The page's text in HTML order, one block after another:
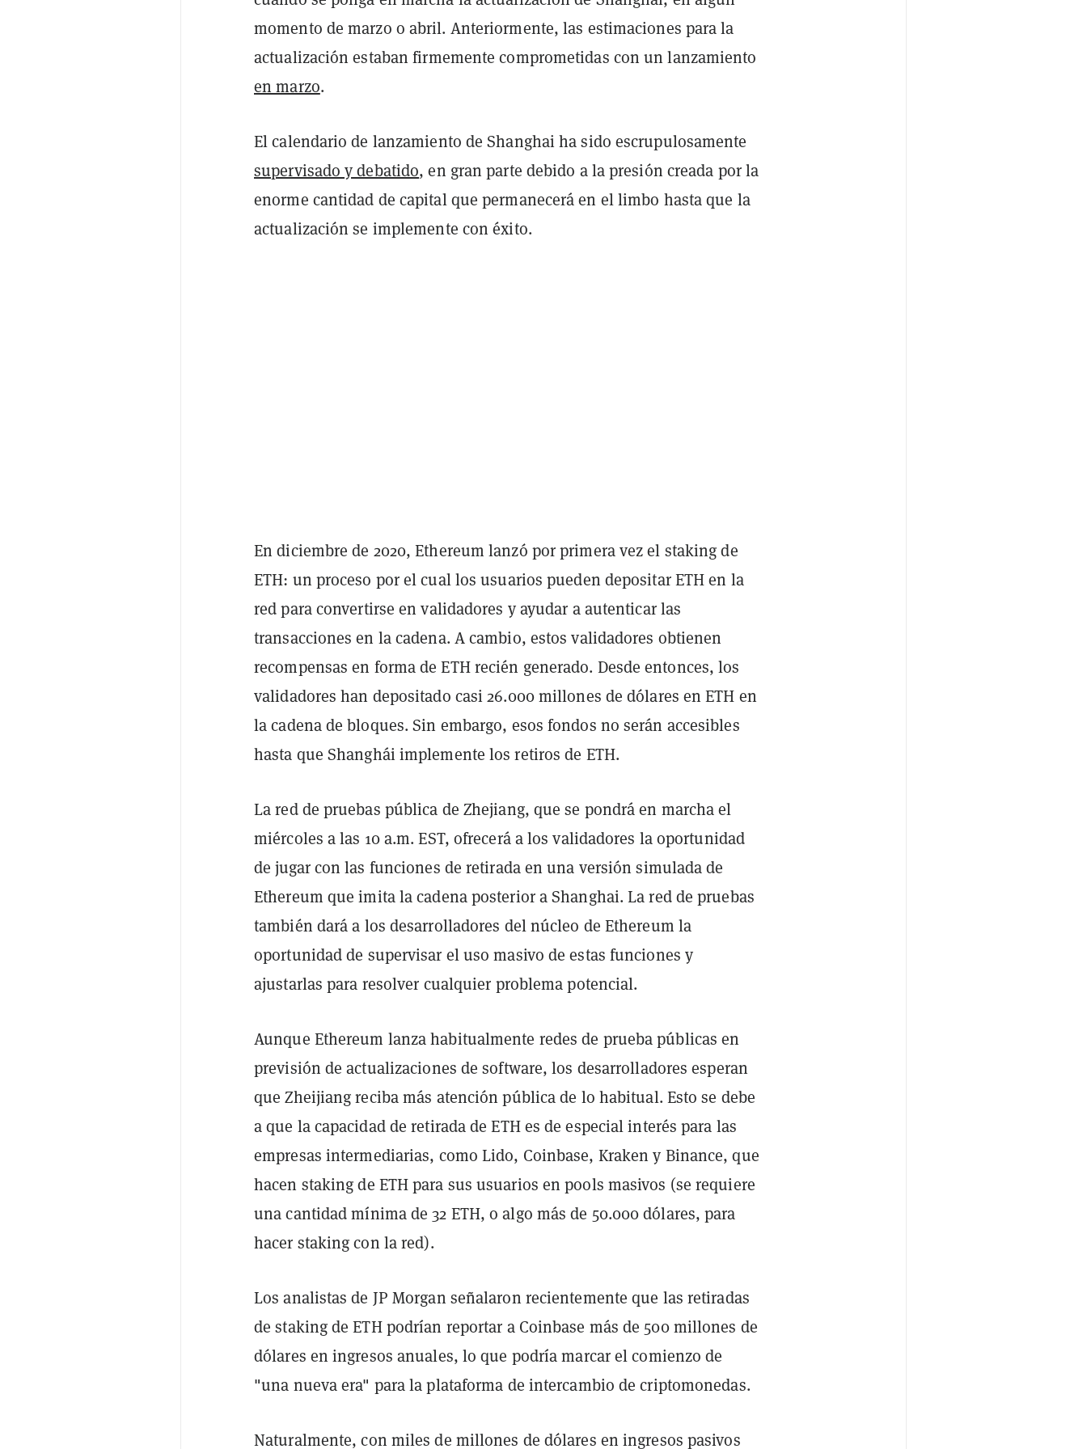
momento de marzo o abril. Anteriormente, las estimaciones para la
actualización estaban firmemente comprometidas con un lanzamiento
en marzo.
El calendario de lanzamiento de Shanghai ha sido escrupulosamente
supervisado y debatido, en gran parte debido a la presión creada por la
enorme cantidad de capital que permanecerá en el limbo hasta que la
actualización se implemente con éxito.
En diciembre de 2020, Ethereum lanzó por primera vez el staking de
ETH: un proceso por el cual los usuarios pueden depositar ETH en la
red para convertirse en validadores y ayudar a autenticar las
transacciones en la cadena. A cambio, estos validadores obtienen
recompensas en forma de ETH recién generado. Desde entonces, los
validadores han depositado casi 26.000 millones de dólares en ETH en
la cadena de bloques. Sin embargo, esos fondos no serán accesibles
hasta que Shanghái implemente los retiros de ETH.
La red de pruebas pública de Zhejiang, que se pondrá en marcha el
miércoles a las 10 a.m. EST, ofrecerá a los validadores la oportunidad
de jugar con las funciones de retirada en una versión simulada de
Ethereum que imita la cadena posterior a Shanghai. La red de pruebas
también dará a los desarrolladores del núcleo de Ethereum la
oportunidad de supervisar el uso masivo de estas funciones y
ajustarlas para resolver cualquier problema potencial.
Aunque Ethereum lanza habitualmente redes de prueba públicas en
previsión de actualizaciones de software, los desarrolladores esperan
que Zheijiang reciba más atención pública de lo habitual. Esto se debe
a que la capacidad de retirada de ETH es de especial interés para las
empresas intermediarias, como Lido, Coinbase, Kraken y Binance, que
hacen staking de ETH para sus usuarios en pools masivos (se requiere
una cantidad mínima de 32 ETH, o algo más de 50.000 dólares, para
hacer staking con la red).
Los analistas de JP Morgan señalaron recientemente que las retiradas
de staking de ETH podrían reportar a Coinbase más de 500 millones de
dólares en ingresos anuales, lo que podría marcar el comienzo de
"una nueva era" para la plataforma de intercambio de criptomonedas.
Naturalmente, con miles de millones de dólares en ingresos pasivos